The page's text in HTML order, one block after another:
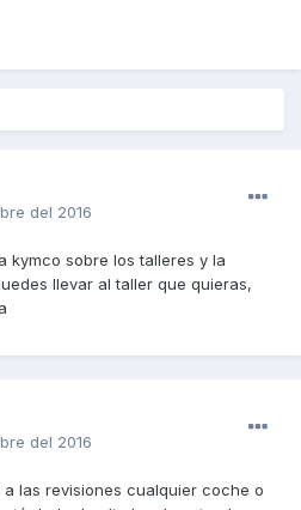
del 2016
kymco sobre los talleres y la
llevar al taller que quieras,
del 2016
las revisiones cualquier coche o